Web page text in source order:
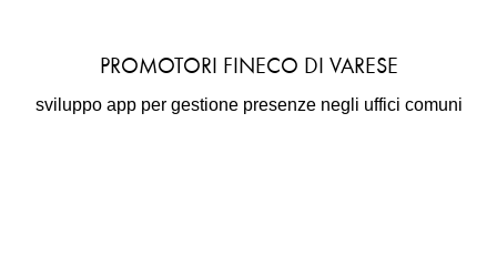
PROMOTORI FINECO DI VARESE
sviluppo app per gestione presenze negli uffici comuni